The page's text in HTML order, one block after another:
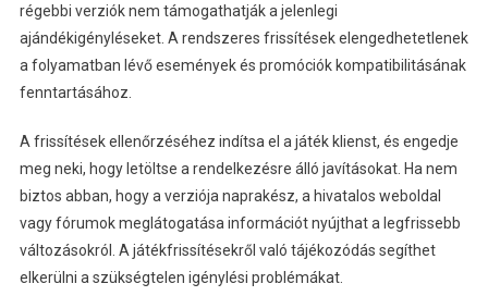
régebbi verziók nem támogathatják a jelenlegi
ajándékigényléseket. A rendszeres frissítések elengedhetetlenek
a folyamatban lévő események és promóciók kompatibilitásának
fenntartásához.
A frissítések ellenőrzéséhez indítsa el a játék klienst, és engedje
meg neki, hogy letöltse a rendelkezésre álló javításokat. Ha nem
biztos abban, hogy a verziója naprakész, a hivatalos weboldal
vagy fórumok meglátogatása információt nyújthat a legfrissebb
változásokról. A játékfrissítésekről való tájékozódás segíthet
elkerülni a szükségtelen igénylési problémákat.